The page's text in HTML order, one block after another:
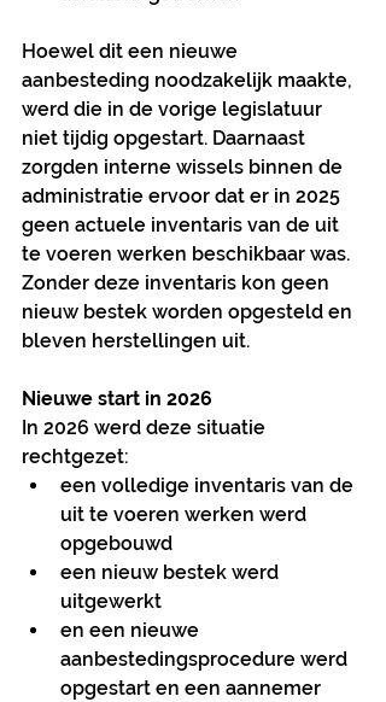
Hoewel dit een nieuwe
aanbesteding noodzakelijk maakte,
werd die in de vorige legislatuur
niet tijdig opgestart. Daarnaast
zorgden interne wissels binnen de
administratie ervoor dat er in 2025
geen actuele inventaris van de uit
te voeren werken beschikbaar was.
Zonder deze inventaris kon geen
nieuw bestek worden opgesteld en
bleven herstellingen uit.
Nieuwe start in 2026
In 2026 werd deze situatie
rechtgezet:
een volledige inventaris van de
uit te voeren werken werd
opgebouwd
een nieuw bestek werd
uitgewerkt
en een nieuwe
aanbestedingsprocedure werd
opgestart en een aannemer